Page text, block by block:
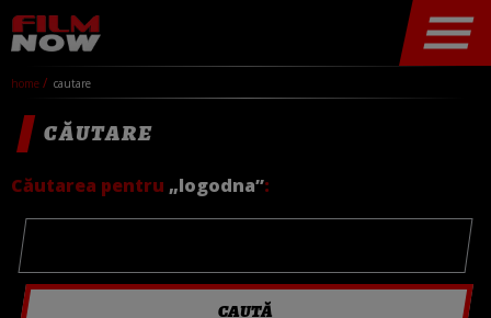
home cautare
CĂUTARE
Căutarea pentru „logodna”: